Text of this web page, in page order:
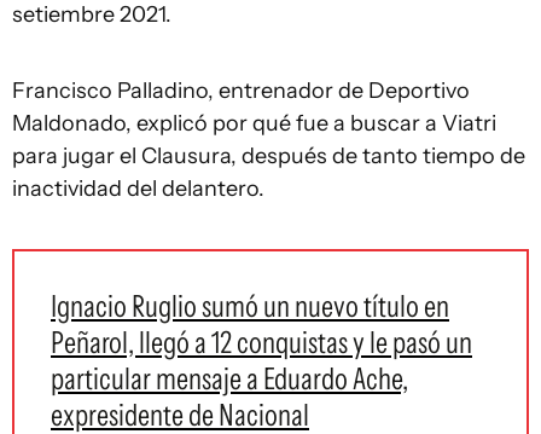
setiembre 2021.
Francisco Palladino, entrenador de Deportivo
Maldonado, explicó por qué fue a buscar a Viatri
para jugar el Clausura, después de tanto tiempo de
inactividad del delantero.
Ignacio Ruglio sumó un nuevo título en
Peñarol, llegó a 12 conquistas y le pasó un
particular mensaje a Eduardo Ache,
expresidente de Nacional